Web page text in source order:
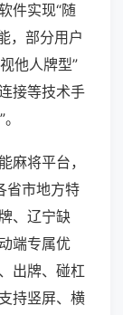
件实现“随
，部分用户
他人牌型”
接等技术手
麻将平台，
省市地方特
、辽宁缺
端专属优
出牌、碰杠
持竖屏、横